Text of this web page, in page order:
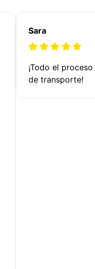
Sara
¡Todo el
de transporte!